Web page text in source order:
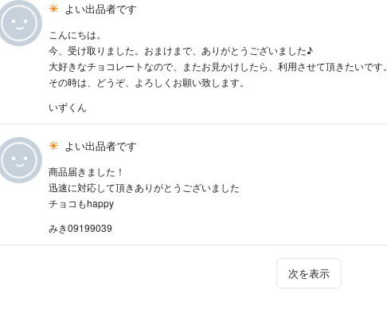
よい出品者です
こんにちは。
今、受け取りました。おまけまで、ありがとうございました♪
大好きなチョコレートなので、またお見かけしたら、利用させて頂きたいです。
その時は、どうぞ、よろしくお願い致します。
いずくん
よい出品者です
商品届きました！
迅速に対応して頂きありがとうございました
チョコもhappy
みき09199039
次を表示